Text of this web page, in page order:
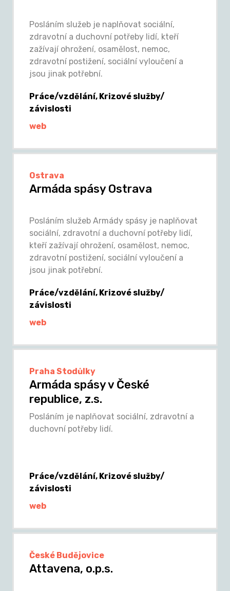
Posláním služeb je naplňovat sociální,
zdravotní a duchovní potřeby lidí, kteří
zažívají ohrožení, osamělost, nemoc,
zdravotní postižení, sociální vyloučení a
jsou jinak potřební.
Práce/vzdělání, Krizové služby/
závislosti
web
Ostrava
Armáda spásy Ostrava
Posláním služeb Armády spásy je naplňovat
sociální, zdravotní a duchovní potřeby lidí,
kteří zažívají ohrožení, osamělost, nemoc,
zdravotní postižení, sociální vyloučení a
jsou jinak potřební.
Práce/vzdělání, Krizové služby/
závislosti
web
Praha Stodůlky
Armáda spásy v České
republice, z.s.
Posláním je naplňovat sociální, zdravotní a
duchovní potřeby lidí.
Práce/vzdělání, Krizové služby/
závislosti
web
České Budějovice
Attavena, o.p.s.